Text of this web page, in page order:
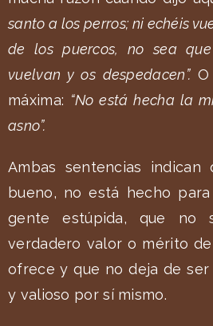
santo a los perros; ni echéis
de los puercos, no sea
vuelvan y os despedacen”.
máxima: “No está hecha la
asno”.
Ambas sentencias
bueno, no está hecho
gente estúpida, que no
verdadero valor o mérito
ofrece y que no deja de
y valioso por sí mismo.